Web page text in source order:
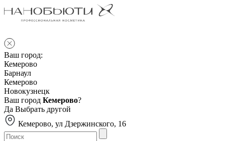
Ваш город:
Кемерово
Барнаул
Кемерово
Новокузнецк
Ваш город Кемерово?
Да Выбрать другой
Кемерово, ул Дзержинского, 16